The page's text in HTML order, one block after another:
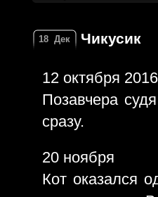
18 Дек Чикусик
12 октября 2016
Позавчера
сразу.
20 ноября
Кот оказался